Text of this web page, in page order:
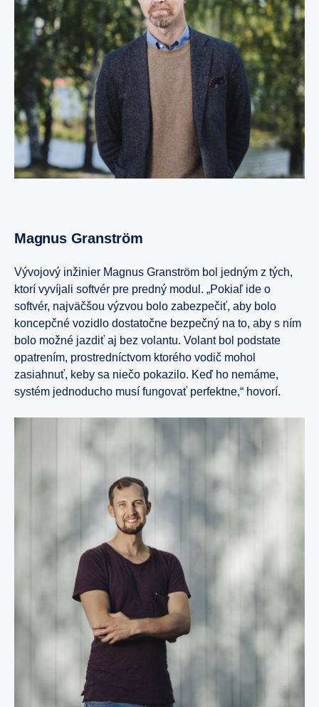
Magnus Granström
Vývojový inžinier Magnus Granström bol jedným z tých,
ktorí vyvíjali softvér pre predný modul. „Pokiaľ ide o
softvér, najväčšou výzvou bolo zabezpečiť, aby bolo
koncepčné vozidlo dostatočne bezpečný na to, aby s ním
bolo možné jazdiť aj bez volantu. Volant bol podstate
opatrením, prostredníctvom ktorého vodič mohol
zasiahnuť, keby sa niečo pokazilo. Keď ho nemáme,
systém jednoducho musí fungovať perfektne,“ hovorí.